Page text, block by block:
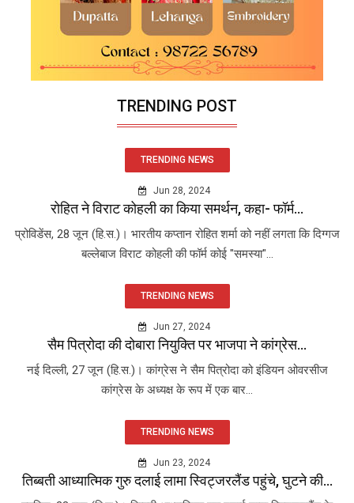
TRENDING POST
TRENDING NEWS
Jun 28, 2024
रोहित ने विराट कोहली का किया समर्थन, कहा- फॉर्म...
प्रोविडेंस, 28 जून (हि.स.)। भारतीय कप्तान रोहित शर्मा को नहीं लगता कि दिग्गज
बल्लेबाज विराट कोहली की फॉर्म कोई "समस्या"...
TRENDING NEWS
Jun 27, 2024
सैम पित्रोदा की दोबारा नियुक्ति पर भाजपा ने कांग्रेस...
नई दिल्ली, 27 जून (हि.स.)। कांग्रेस ने सैम पित्रोदा को इंडियन ओवरसीज
कांग्रेस के अध्यक्ष के रूप में एक बार...
TRENDING NEWS
Jun 23, 2024
तिब्बती आध्यात्मिक गुरु दलाई लामा स्विट्जरलैंड पहुंचे, घुटने की...